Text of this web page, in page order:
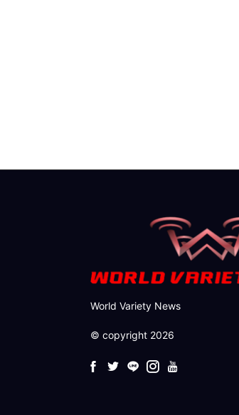
World Variety News
© copyright 2026